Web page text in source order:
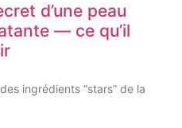
d’une peau
— ce qu’il
ingrédients “stars” de la